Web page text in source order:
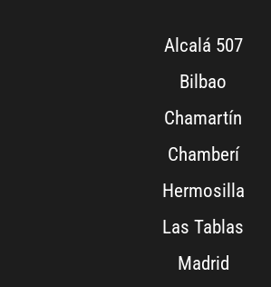
Alcalá 507
Bilbao
Chamartín
Chamberí
Hermosilla
Las Tablas
Madrid